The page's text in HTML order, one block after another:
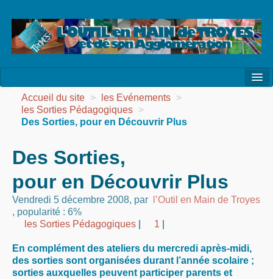
l’Association
la Vie de l’Association
les Réalisations
Agenda
Contact
Accueil du site > les Evénements >
les Sorties Pédagogiques >
Des Sorties, pour en Découvrir Plus
Des Sorties,
pour en Découvrir Plus
Vendredi 5 décembre 2008, par
l’Outil en Main de Troyes
, popularité : 6%
les Sorties Pédagogiques
1
En complément des ateliers du mercredi après-midi,
des sorties sont organisées durant l’année scolaire ;
sorties auxquelles peuvent participer parents et